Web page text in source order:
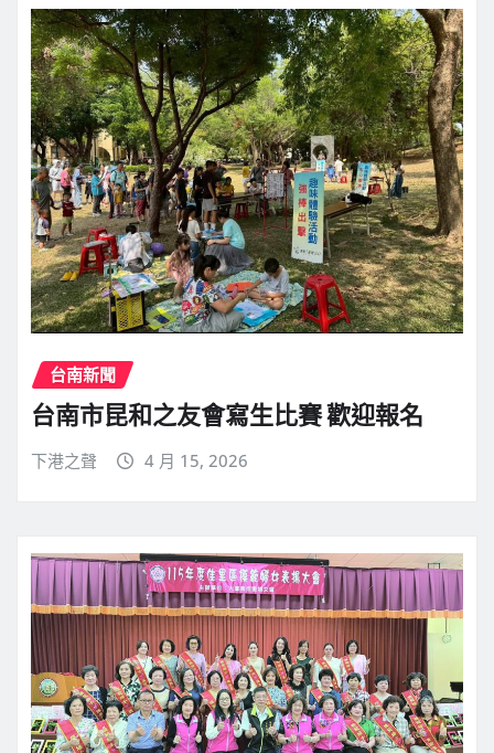
台南新聞
台南市昆和之友會寫生比賽 歡迎報名
下港之聲 4 月 15, 2026